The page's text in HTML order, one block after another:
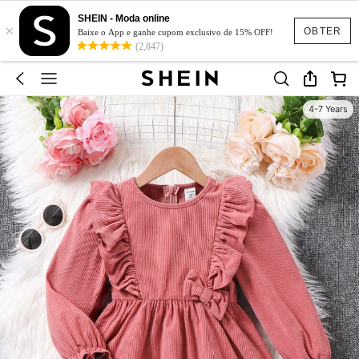
OBTER
×
SHEIN - Moda online
Baixe o App e ganhe cupom exclusivo de 15% OFF!
(2,847)
4-7 Years